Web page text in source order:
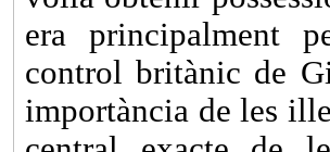
era principalment
control britànic de
importància de les